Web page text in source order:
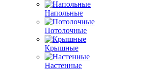
Напольные
Потолочные
Крышные
Настенные